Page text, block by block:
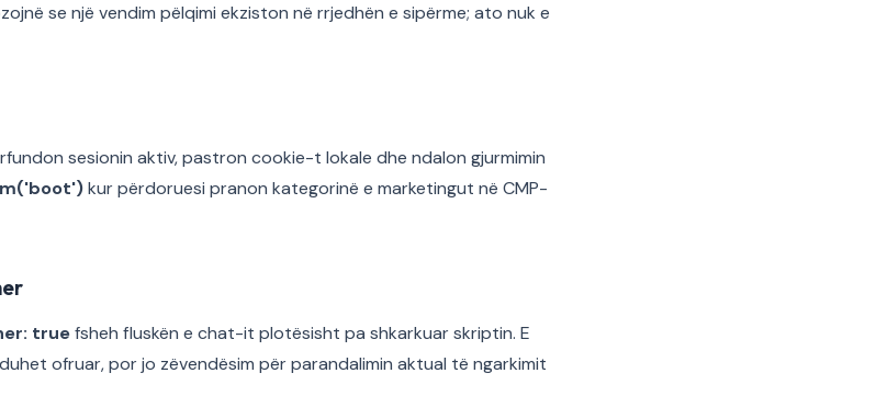
se një vendim pëlqimi ekziston në rrjedhën e sipërme; ato nuk e
sesionin aktiv, pastron cookie-t lokale dhe ndalon gjurmimin
kur përdoruesi pranon kategorinë e marketingut në CMP-
truefsheh fluskën e chat-it plotësisht pa shkarkuar skriptin. E
ofruar, por jo zëvendësim për parandalimin aktual të ngarkimit